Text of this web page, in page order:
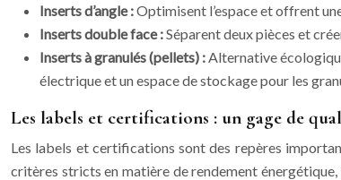
Inserts d’angle :Optimisent l’espace et offrent
Inserts double face :Séparent deux pièces et
Inserts à granulés (pellets) :Alternative
électrique et un espace de stockage pour les
Les labels et certifications : un gage de
Les labels et certifications sont des repères
critères stricts en matière de rendement énergétique,